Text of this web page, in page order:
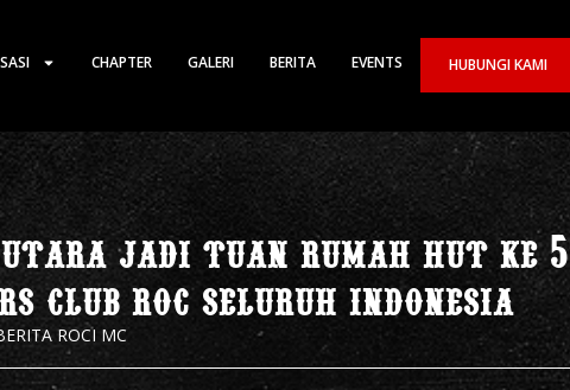
CHAPTER GALERI BERITA EVENTS HUBUNGI KAMI
jadi tuan rumah hut ke 5
club roc seluruh indonesia
ROCI MC